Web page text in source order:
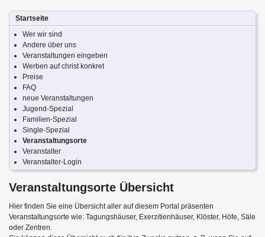
Startseite
Wer wir sind
Andere über uns
Veranstaltungen eingeben
Werben auf christ konkret
Preise
FAQ
neue Veranstaltungen
Jugend-Spezial
Familien-Spezial
Single-Spezial
Veranstaltungsorte
Veranstalter
Veranstalter-Login
Veranstaltungsorte Übersicht
Hier finden Sie eine Übersicht aller auf diesem Portal präsenten
Veranstaltungsorte wie: Tagungshäuser, Exerzitienhäuser, Klöster, Höfe, Säle
oder Zentren.